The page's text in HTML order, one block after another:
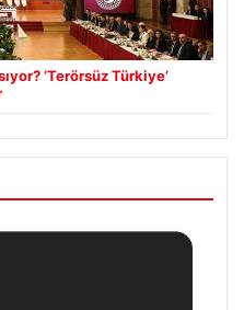
‘Terörsüz Türkiye’